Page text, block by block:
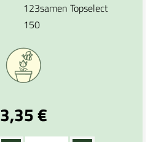
123samen Topselect
150
3,35 €